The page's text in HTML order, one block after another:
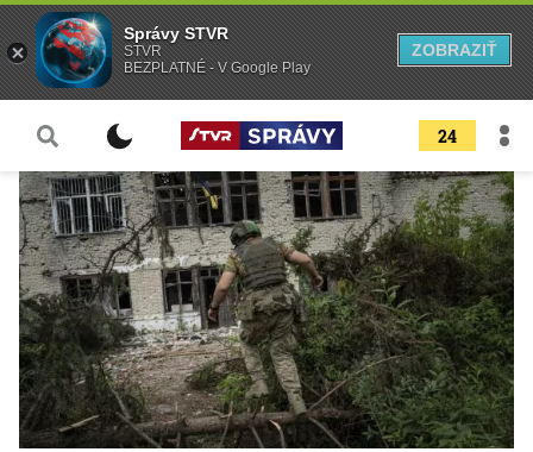
24
Správy STVR
STVR
BEZPLATNÉ - V Google Play
ZOBRAZIŤ